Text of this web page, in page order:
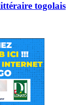
togolais